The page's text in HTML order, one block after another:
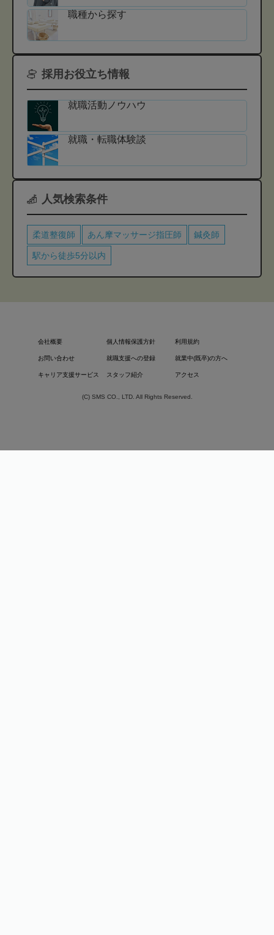
職種から探す
採用お役立ち情報
就職活動ノウハウ
就職・転職体験談
人気検索条件
柔道整復師 あん摩マッサージ指圧師 鍼灸師
駅から徒歩5分以内
会社概要 個人情報保護方針 利用規約
お問い合わせ 就職支援への登録 就業中(既卒)の方へ
キャリア支援サービス スタッフ紹介 アクセス
(C) SMS CO., LTD. All Rights Reserved.